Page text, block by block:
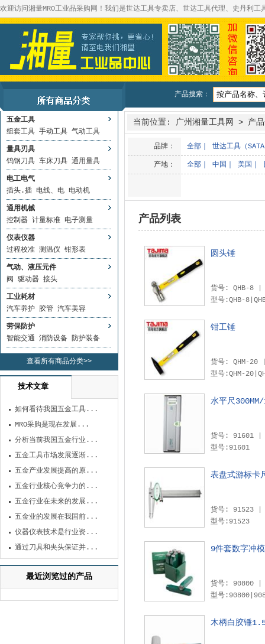
欢迎访问湘量MRO工业品采购网！我们是世达工具专卖店、世达工具代理、史丹利
产品搜索：
五金工具
组套工具 手动工具 气动工具
量具刃具
钨钢刀具 车床刀具 通用量具
电工电气
插头.插 电线、电 电动机
通用机械
控制器 计量标准 电子测量
仪表仪器
过程校准 测温仪 钳形表
气动、液压元件
阀
驱动器 接头
工业耗材
汽车养护 胶管 汽车美容
劳保防护
智能交通 消防设备 防护装备
查看所有商品分类>>
技术文章
如何看待我国五金工具...
MRO采购是现在发展...
分析当前我国五金行业...
五金工具市场发展逐渐...
五金产业发展提高的原...
五金行业核心竞争力的...
五金行业在未来的发展...
五金业的发展在我国前...
仪器仪表技术是行业资...
通过刀具和夹头保证并...
最近浏览过的产品
当前位置: 广州湘量工具网 > 产
品牌： 全部 世达工具（
产地： 全部 中国 美国
产品列表
圆头锤
货号: QHB-8
型号:QHB-
钳工锤
货号: QHM-
型号:QHM-
水平尺
型号:91601
表盘式游标卡
型号:91523
9件套数字冲模
型号
木柄白胶锤